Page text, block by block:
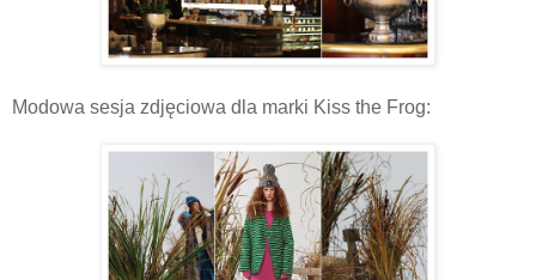
Modowa sesja zdjęciowa dla marki Kiss the Frog: